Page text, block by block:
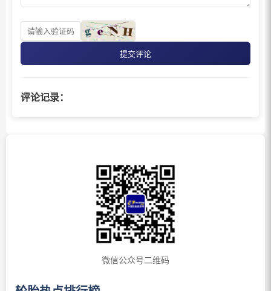
提交评论
评论记录：
微信公众号二维码